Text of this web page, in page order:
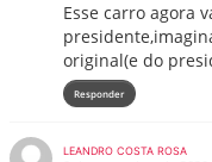
Esse carro agora
original(e do
Responder
LEANDRO COSTA ROSA